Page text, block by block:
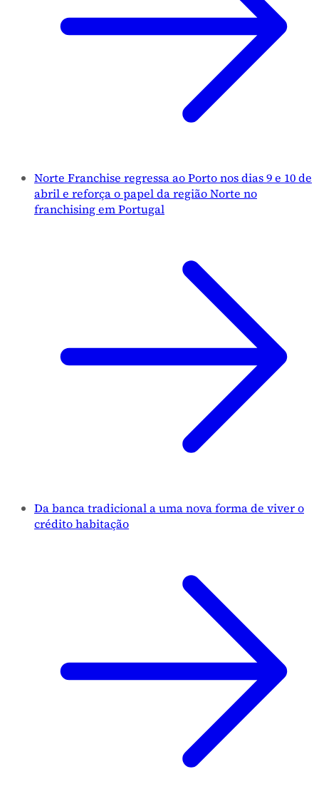
Norte Franchise regressa ao Porto nos dias 9 e 10 de
abril e reforça o papel da região Norte no
franchising em Portugal
Da banca tradicional a uma nova forma de viver o
crédito habitação